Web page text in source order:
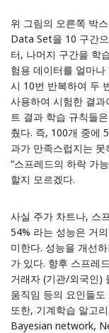
위 그림의 오른쪽 박
Data Set을 10 구간
터, 나머지 구간을 학
험용 데이터를 얼마
시 10번 반복하여 두
사용하여 시험한 결
트 결과 학습 규칙들
췄다. 즉, 100개 중에
과가 만족스럽지는
“스프레드의 하락 가
할지 모르겠다.
사실 주가 차트나, 스
54% 라는 성능은 거
미한다. 성능을 개선
가 있다. 향후 스프레
거래자 (기관/외국인)
움직임 등의 요인들
또한, 기계학습 알고
Bayesian network,